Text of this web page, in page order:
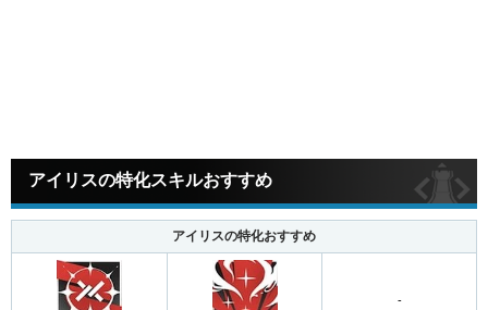
アイリスの特化スキルおすすめ
アイリスの特化おすすめ
-